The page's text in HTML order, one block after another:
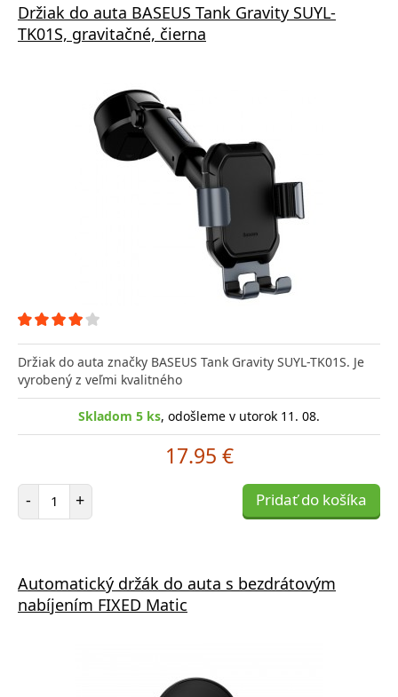
Držiak do auta BASEUS Tank Gravity SUYL-
TK01S, gravitačné, čierna
Držiak do auta značky BASEUS Tank Gravity SUYL-TK01S. Je
vyrobený z veľmi kvalitného
Skladom 5 ks, odošleme v utorok 11. 08.
17.95 €
- Počet položiek
+ Pridať do košíka
Automatický držák do auta s bezdrátovým
nabíjením FIXED Matic